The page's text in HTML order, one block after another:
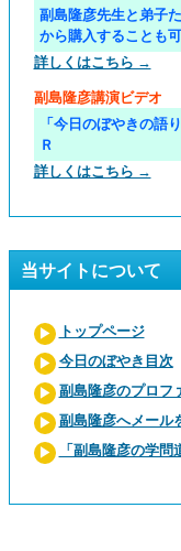
副島隆彦先生と弟子
から購入することも可
詳しくはこちら →
副島隆彦講演ビデオ
「今日のぼやきの語
Ｒ
詳しくはこちら →
当サイトについて
トップページ
今日のぼやき目次
副島隆彦のプロフ
副島隆彦へメール
「副島隆彦の学